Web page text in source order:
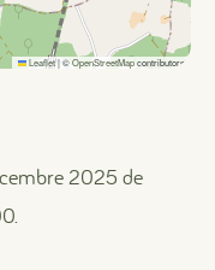
Leaflet|©OpenStreetMapcontributors
2025 de